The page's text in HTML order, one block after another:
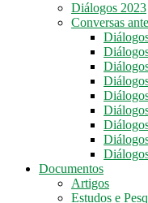
Diálogos 2023
Conversas
Documentos
Artigos
Estudos e